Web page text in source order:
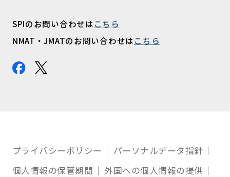
SPIのお問い合わせはこちら
NMAT・JMATのお問い合わせはこちら
プライバシーポリシー
パーソナルデータ指針
個人情報の保管期間
外国への個人情報の提供